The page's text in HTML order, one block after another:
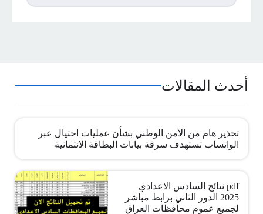
أحدث المقالات
تحذير هام من الأمن الوطني بشأن عمليات احتيال عبر
الواتساب تستهدف سرقة بيانات البطاقة الائتمانية
pdf نتائج السادس الاعدادي
2025 الدور الثاني برابط مباشر
لجميع عموم محافظات العراق